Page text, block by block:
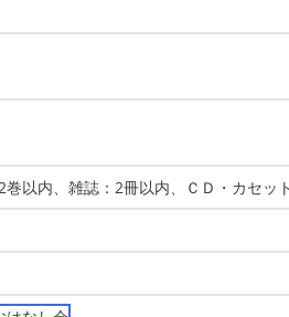
以内、雑誌：2冊以内、ＣＤ・カセッ